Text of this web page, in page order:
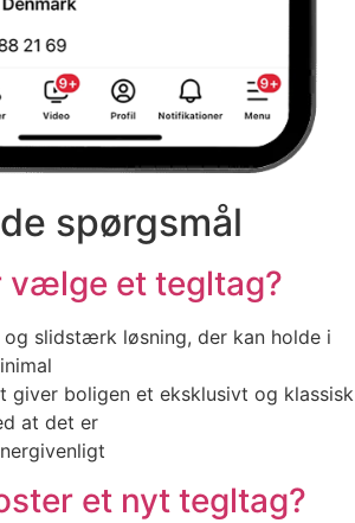
spørgsmål
vælge et tegltag?
slidstærk løsning, der kan holde i
giver boligen et eksklusivt og klassisk
at det er
et nyt tegltag?